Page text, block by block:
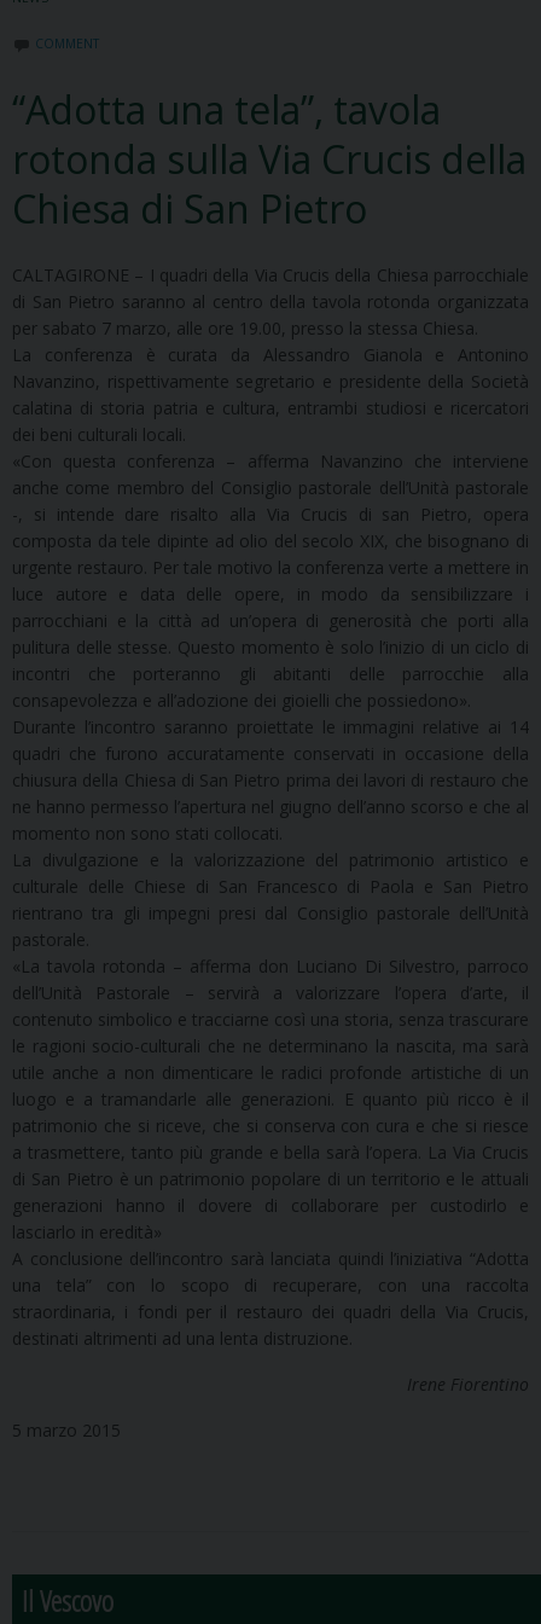
COMMENT
“Adotta una tela”, tavola
rotonda sulla Via Crucis della
Chiesa di San Pietro
CALTAGIRONE – I quadri della Via Crucis della Chiesa parrocchiale
di San Pietro saranno al centro della tavola rotonda organizzata
per sabato 7 marzo, alle ore 19.00, presso la stessa Chiesa.
La conferenza è curata da Alessandro Gianola e Antonino
Navanzino, rispettivamente segretario e presidente della Società
calatina di storia patria e cultura, entrambi studiosi e ricercatori
dei beni culturali locali.
«Con questa conferenza – afferma Navanzino che interviene
anche come membro del Consiglio pastorale dell’Unità pastorale
-, si intende dare risalto alla Via Crucis di san Pietro, opera
composta da tele dipinte ad olio del secolo XIX, che bisognano di
urgente restauro. Per tale motivo la conferenza verte a mettere in
luce autore e data delle opere, in modo da sensibilizzare i
parrocchiani e la città ad un’opera di generosità che porti alla
pulitura delle stesse. Questo momento è solo l’inizio di un ciclo di
incontri che porteranno gli abitanti delle parrocchie alla
consapevolezza e all’adozione dei gioielli che possiedono».
Durante l’incontro saranno proiettate le immagini relative ai 14
quadri che furono accuratamente conservati in occasione della
chiusura della Chiesa di San Pietro prima dei lavori di restauro che
ne hanno permesso l’apertura nel giugno dell’anno scorso e che al
momento non sono stati collocati.
La divulgazione e la valorizzazione del patrimonio artistico e
culturale delle Chiese di San Francesco di Paola e San Pietro
rientrano tra gli impegni presi dal Consiglio pastorale dell’Unità
pastorale.
«La tavola rotonda – afferma don Luciano Di Silvestro, parroco
dell’Unità Pastorale – servirà a valorizzare l’opera d’arte, il
contenuto simbolico e tracciarne così una storia, senza trascurare
le ragioni socio-culturali che ne determinano la nascita, ma sarà
utile anche a non dimenticare le radici profonde artistiche di un
luogo e a tramandarle alle generazioni. E quanto più ricco è il
patrimonio che si riceve, che si conserva con cura e che si riesce
a trasmettere, tanto più grande e bella sarà l’opera. La Via Crucis
di San Pietro è un patrimonio popolare di un territorio e le attuali
generazioni hanno il dovere di collaborare per custodirlo e
lasciarlo in eredità»
A conclusione dell’incontro sarà lanciata quindi l’iniziativa “Adotta
una tela” con lo scopo di recuperare, con una raccolta
straordinaria, i fondi per il restauro dei quadri della Via Crucis,
destinati altrimenti ad una lenta distruzione.
Irene Fiorentino
5 marzo 2015
Il Vescovo